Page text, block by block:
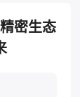
密生态